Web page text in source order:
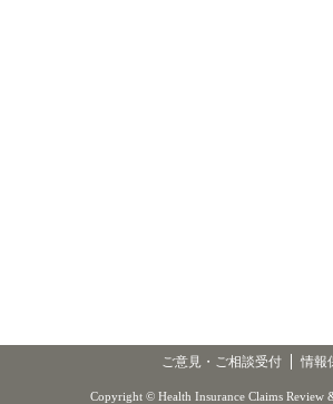
ご意見・ご相談受付 情報
Copyright © Health Insurance Claims Review